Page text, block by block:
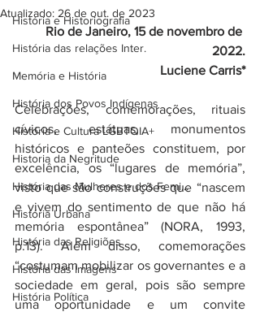
História e Historiografia
História das relações Inter.
Memória e História
História dos Povos Indígenas
História e Cultura LGBTQIA+
Historia da Negritude
História das Mulheres e dos Femi...
História Urbana
História das Religiões
História das Imagens
História Política
Atualizado: 26 de out. de 2023
Rio de Janeiro, 15 de novembro de
2022.
Luciene Carris*
Celebrações, comemorações, rituais
cívicos, estátuas, monumentos
históricos e panteões constituem, por
excelência, os “lugares de memória”,
visto que são construções que “nascem
e vivem do sentimento de que não há
memória espontânea” (NORA, 1993,
p.13). Além disso, comemorações
“costumam mobilizar os governantes e a
sociedade em geral, pois são sempre
uma oportunidade e um convite